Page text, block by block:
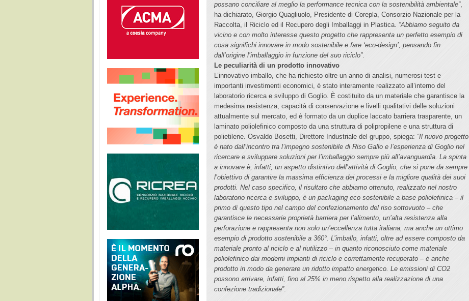
possano conciliare al meglio la performance tecnica con la sostenibilità ambientale”,
ha dichiarato, Giorgio Quagliuolo, Presidente di Corepla, Consorzio Nazionale per la
Raccolta, il Riciclo ed il Recupero degli Imballaggi in Plastica. “Abbiamo seguito da
vicino e con molto interesse questo progetto che rappresenta un perfetto esempio di
cosa significhi innovare in modo sostenibile e fare ‘eco-design’, pensando fin
dall’origine l’imballaggio in funzione del suo riciclo”.
Le peculiarità di un prodotto innovativo
L’innovativo imballo, che ha richiesto oltre un anno di analisi, numerosi test e
importanti investimenti economici, è stato interamente realizzato all’interno del
laboratorio ricerca e sviluppo di Goglio. È costituito da un materiale che garantisce la
medesima resistenza, capacità di conservazione e livelli qualitativi delle soluzioni
attualmente sul mercato, ed è formato da un duplice laccato barriera trasparente, un
laminato poliolefinico composto da una struttura di polipropilene e una struttura di
polietilene. Osvaldo Bosetti, Direttore Industriale del gruppo, spiega: “Il nuovo progetto
è nato dall’incontro tra l’impegno sostenibile di Riso Gallo e l’esperienza di Goglio nel
ricercare e sviluppare soluzioni per l’imballaggio sempre più all’avanguardia. La spinta
a innovare è, infatti, un aspetto distintivo dell’attività di Goglio, che si pone da sempre
l’obiettivo di garantire la massima efficienza dei processi e la migliore qualità dei suoi
prodotti. Nel caso specifico, il risultato che abbiamo ottenuto, realizzato nel nostro
laboratorio ricerca e sviluppo, è un packaging eco sostenibile a base poliolefinica – il
primo di questo tipo nel campo del confezionamento del riso sottovuoto – che
garantisce le necessarie proprietà barriera per l’alimento, un’alta resistenza alla
perforazione e rappresenta non solo un’eccellenza tutta italiana, ma anche un ottimo
esempio di prodotto sostenibile a 360°. L’imballo, infatti, oltre ad essere composto da
materiale pronto al riciclo e al riutilizzo – in quanto riconosciuto come materiale
poliolefinico dai moderni impianti di riciclo e correttamente recuperato – è anche
prodotto in modo da generare un ridotto impatto energetico. Le emissioni di CO2
possono arrivare, infatti, fino al 25% in meno rispetto alla realizzazione di una
confezione tradizionale”.